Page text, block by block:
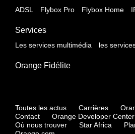
ADSL Flybox Pro Flybox Home
Services
Les services multimédia les
Orange Fidélite
Toutes les actus Carrières
Contact
Orange Developer Center
Où nous trouver
Star Africa